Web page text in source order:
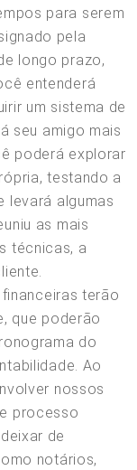
para serem
pela
longo prazo,
entenderá
um sistema de
seu amigo mais
poderá explorar
testando a
levará algumas
as mais
técnicas, a
terão
que poderão
do
Ao
nossos
processo
de
notários,